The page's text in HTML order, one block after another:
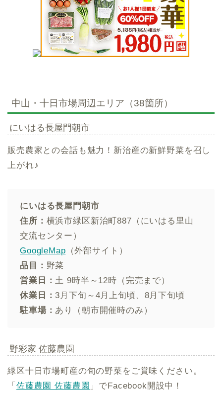
中山・十日市場周辺エリア（38箇所）
にいはる長屋門朝市
販売農家との会話も魅力！新治産の新鮮野菜を召し
上がれ♪
にいはる長屋門朝市
住所： 横浜市緑区新治町887（にいはる里山
交流センター）
GoogleMap （外部サイト）
品目： 野菜
営業日： 土 9時半～12時（完売まで）
休業日：3月下旬～4月上旬頃、8月下旬頃
駐車場： あり（朝市開催時のみ）
野彩家 佐藤農園
緑区十日市場町産の旬の野菜をご賞味ください。
「 佐藤農園 佐藤農園 」でFacebook開設中！